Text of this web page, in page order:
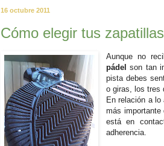
16 octubre 2011
Cómo elegir tus
Aunque no
pádel son tan
pista debes
o giras, los tres
En relación a
más
está en
adherencia.